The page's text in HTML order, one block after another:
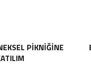
PIKNIĞINE